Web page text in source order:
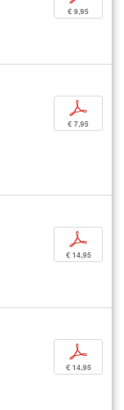
€ 9,95
p
€ 7,95
p
€ 14,95
p
€ 14,95